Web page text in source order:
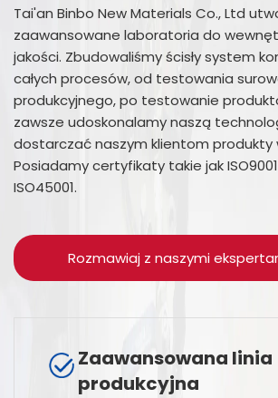
Tai'an Binbo New Materials Co., Ltd
zaawansowane laboratoria do
jakości. Zbudowaliśmy ścisły system
całych procesów, od testowania
produkcyjnego, po testowanie
zawsze udoskonalamy naszą
dostarczać naszym klientom produkty
Posiadamy certyfikaty takie jak ISO9001
ISO45001.
Rozmawiaj z naszymi
Zaawansowana linia
produkcyjna